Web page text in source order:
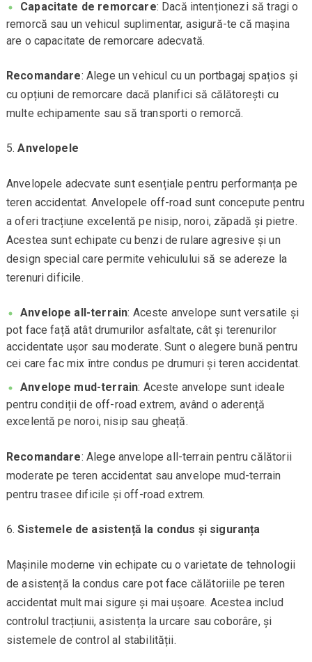
Capacitate de remorcare: Dacă intenționezi să tragi o
remorcă sau un vehicul suplimentar, asigură-te că mașina
are o capacitate de remorcare adecvată.
Recomandare: Alege un vehicul cu un portbagaj spațios și
cu opțiuni de remorcare dacă planifici să călătorești cu
multe echipamente sau să transporti o remorcă.
Anvelopele
Anvelopele adecvate sunt esențiale pentru performanța pe
teren accidentat. Anvelopele off-road sunt concepute pentru
a oferi tracțiune excelentă pe nisip, noroi, zăpadă și pietre.
Acestea sunt echipate cu benzi de rulare agresive și un
design special care permite vehiculului să se adereze la
terenuri dificile.
Anvelope all-terrain: Aceste anvelope sunt versatile și
pot face față atât drumurilor asfaltate, cât și terenurilor
accidentate ușor sau moderate. Sunt o alegere bună pentru
cei care fac mix între condus pe drumuri și teren accidentat.
Anvelope mud-terrain: Aceste anvelope sunt ideale
pentru condiții de off-road extrem, având o aderență
excelentă pe noroi, nisip sau gheață.
Recomandare: Alege anvelope all-terrain pentru călătorii
moderate pe teren accidentat sau anvelope mud-terrain
pentru trasee dificile și off-road extrem.
Sistemele de asistență la condus și siguranța
Mașinile moderne vin echipate cu o varietate de tehnologii
de asistență la condus care pot face călătoriile pe teren
accidentat mult mai sigure și mai ușoare. Acestea includ
controlul tracțiunii, asistența la urcare sau coborâre, și
sistemele de control al stabilității.